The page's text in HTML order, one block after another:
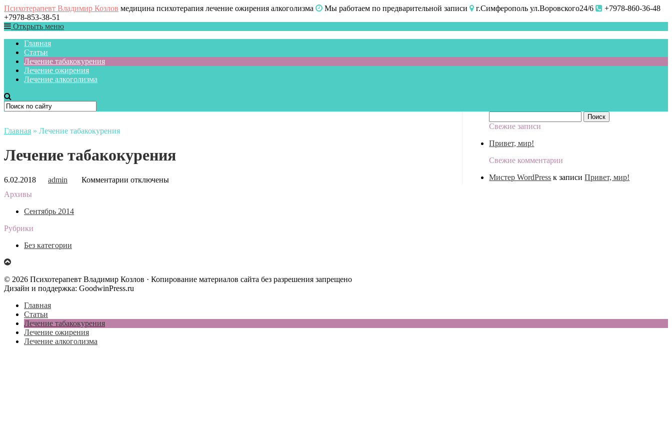
Психотерапевт Владимир Козлов медицина психотерапия лечение ожирения алкоголизма Мы работаем по предварительной записи г.Симферополь ул.Воровского24/6
+7978-860-36-48
+7978-853-38-51
Открыть меню
Главная
Статьи
Лечение табакокурения
Лечение ожирения
Лечение алкоголизма
Главная » Лечение табакокурения
Лечение табакокурения
6.02.2018 admin Комментарии котключены
Свежие записи
Привет, мир!
Свежие комментарии
Мистер WordPress к записиПривет, мир!
Архивы
Сентябрь 2014
Рубрики
Без категории
© 2026 Психотерапевт Владимир Козлов · Копирование материалов сайта без разрешения запрещено
Дизайн и поддержка: GoodwinPress.ru
Главная
Статьи
Лечение табакокурения
Лечение ожирения
Лечение алкоголизма